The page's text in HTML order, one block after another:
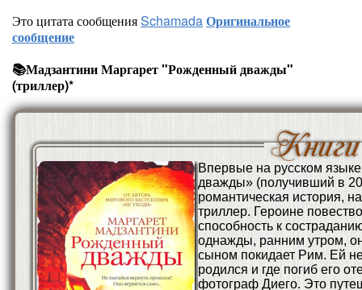
Это цитата сообщенияSchamadaОригинальное
сообщение
📚Мадзантини Маргарет "Рожденный дважды"
(триллер)*
Впервые на русском
дважды» (получивший в
романтическая история,
триллер. Героине
способность к
однажды, ранним утром,
сыном покидает Рим. Ей
родился и где погиб его
фотограф Диего. Это